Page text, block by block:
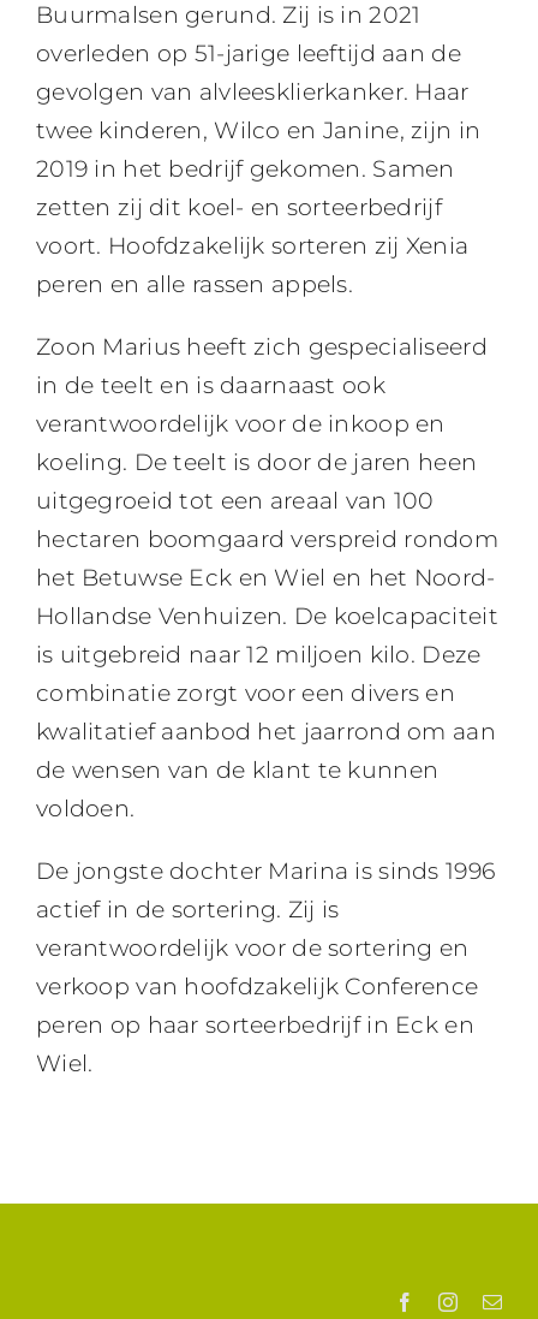
Buurmalsen gerund. Zij is in 2021
overleden op 51-jarige leeftijd aan de
gevolgen van alvleesklierkanker. Haar
twee kinderen, Wilco en Janine, zijn in
2019 in het bedrijf gekomen. Samen
zetten zij dit koel- en sorteerbedrijf
voort. Hoofdzakelijk sorteren zij Xenia
peren en alle rassen appels.
Zoon Marius heeft zich gespecialiseerd
in de teelt en is daarnaast ook
verantwoordelijk voor de inkoop en
koeling. De teelt is door de jaren heen
uitgegroeid tot een areaal van 100
hectaren boomgaard verspreid rondom
het Betuwse Eck en Wiel en het Noord-
Hollandse Venhuizen. De koelcapaciteit
is uitgebreid naar 12 miljoen kilo. Deze
combinatie zorgt voor een divers en
kwalitatief aanbod het jaarrond om aan
de wensen van de klant te kunnen
voldoen.
De jongste dochter Marina is sinds 1996
actief in de sortering. Zij is
verantwoordelijk voor de sortering en
verkoop van hoofdzakelijk Conference
peren op haar sorteerbedrijf in Eck en
Wiel.